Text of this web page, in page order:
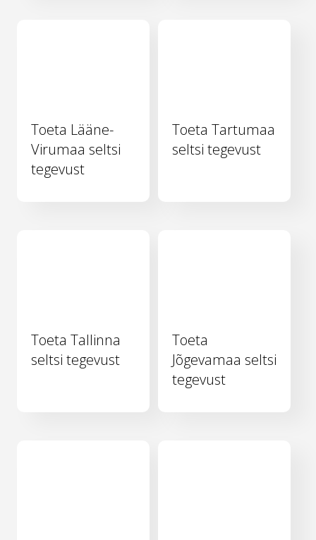
Toeta Lääne-
Virumaa seltsi
tegevust
Toeta Tartumaa
seltsi tegevust
Toeta Tallinna
seltsi tegevust
Toeta
Jõgevamaa seltsi
tegevust